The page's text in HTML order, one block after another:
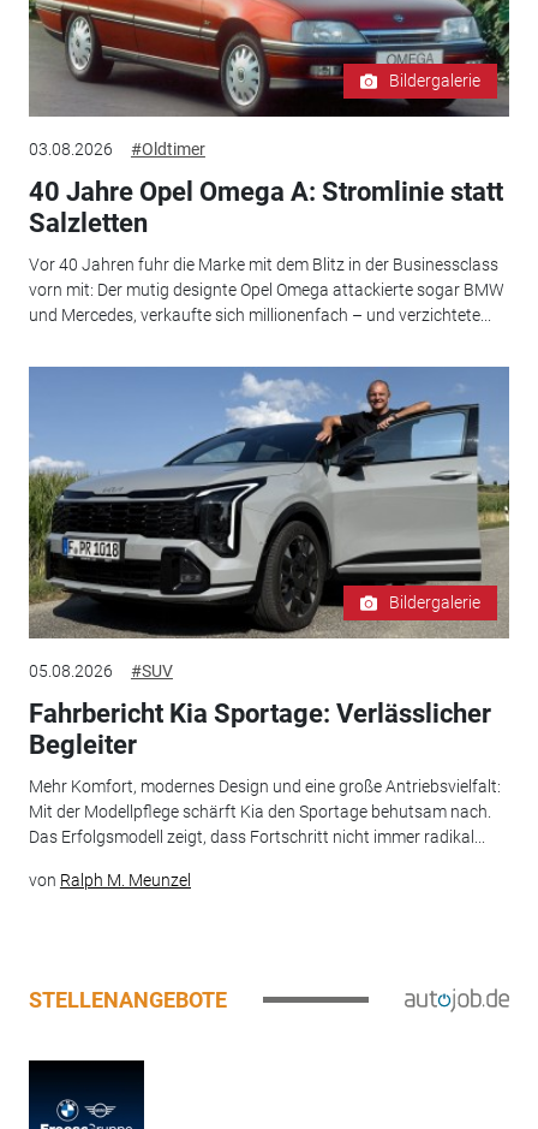
Bildergalerie
03.08.2026 #Oldtimer
40 Jahre Opel Omega A: Stromlinie statt
Salzletten
Vor 40 Jahren fuhr die Marke mit dem Blitz in der Businessclass
vorn mit: Der mutig designte Opel Omega attackierte sogar BMW
und Mercedes, verkaufte sich millionenfach – und verzichtete...
Bildergalerie
05.08.2026 #SUV
Fahrbericht Kia Sportage: Verlässlicher
Begleiter
Mehr Komfort, modernes Design und eine große Antriebsvielfalt:
Mit der Modellpflege schärft Kia den Sportage behutsam nach.
Das Erfolgsmodell zeigt, dass Fortschritt nicht immer radikal...
von Ralph M. Meunzel
STELLENANGEBOTE